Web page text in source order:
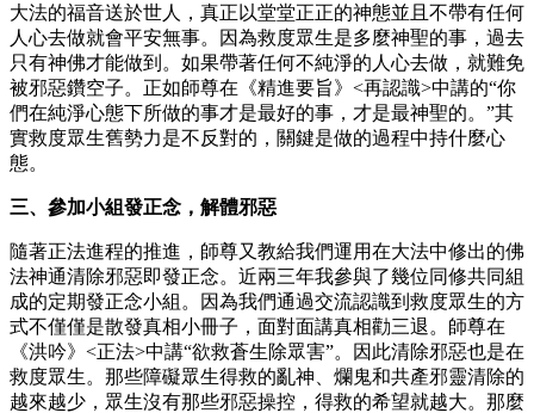
大法的福音送於世人，真正以堂堂正正的神態並且不帶有任何
人心去做就會平安無事。因為救度眾生是多麼神聖的事，過去
只有神佛才能做到。如果帶著任何不純淨的人心去做，就難免
被邪惡鑽空子。正如師尊在《精進要旨》<再認識>中講的“你
們在純淨心態下所做的事才是最好的事，才是最神聖的。”其
實救度眾生舊勢力是不反對的，關鍵是做的過程中持什麼心
態。
三、參加小組發正念，解體邪惡
隨著正法進程的推進，師尊又教給我們運用在大法中修出的佛
法神通清除邪惡即發正念。近兩三年我參與了幾位同修共同組
成的定期發正念小組。因為我們通過交流認識到救度眾生的方
式不僅僅是散發真相小冊子，面對面講真相勸三退。師尊在
《洪吟》<正法>中講“欲救蒼生除眾害”。因此清除邪惡也是在
救度眾生。那些障礙眾生得救的亂神、爛鬼和共產邪靈清除的
越來越少，眾生沒有那些邪惡操控，得救的希望就越大。那麼